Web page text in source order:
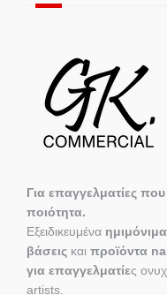
Για επαγγελματίες
ποιότητα.
Εξειδικευμένα ημιμόνιμα
βάσεις και προϊόντα
για επαγγελματίες
artists.